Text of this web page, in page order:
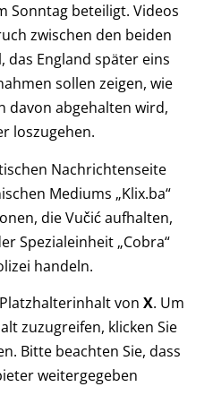
Sonntag beteiligt. Videos
zwischen den beiden
das England später eins
sollen zeigen, wie
davon abgehalten wird,
loszugehen.
Nachrichtenseite
Mediums „Klix.ba“
die Vučić aufhalten,
Spezialeinheit „Cobra“
handeln.
von X. Um
zuzugreifen, klicken Sie
Bitte beachten Sie, dass
weitergegeben